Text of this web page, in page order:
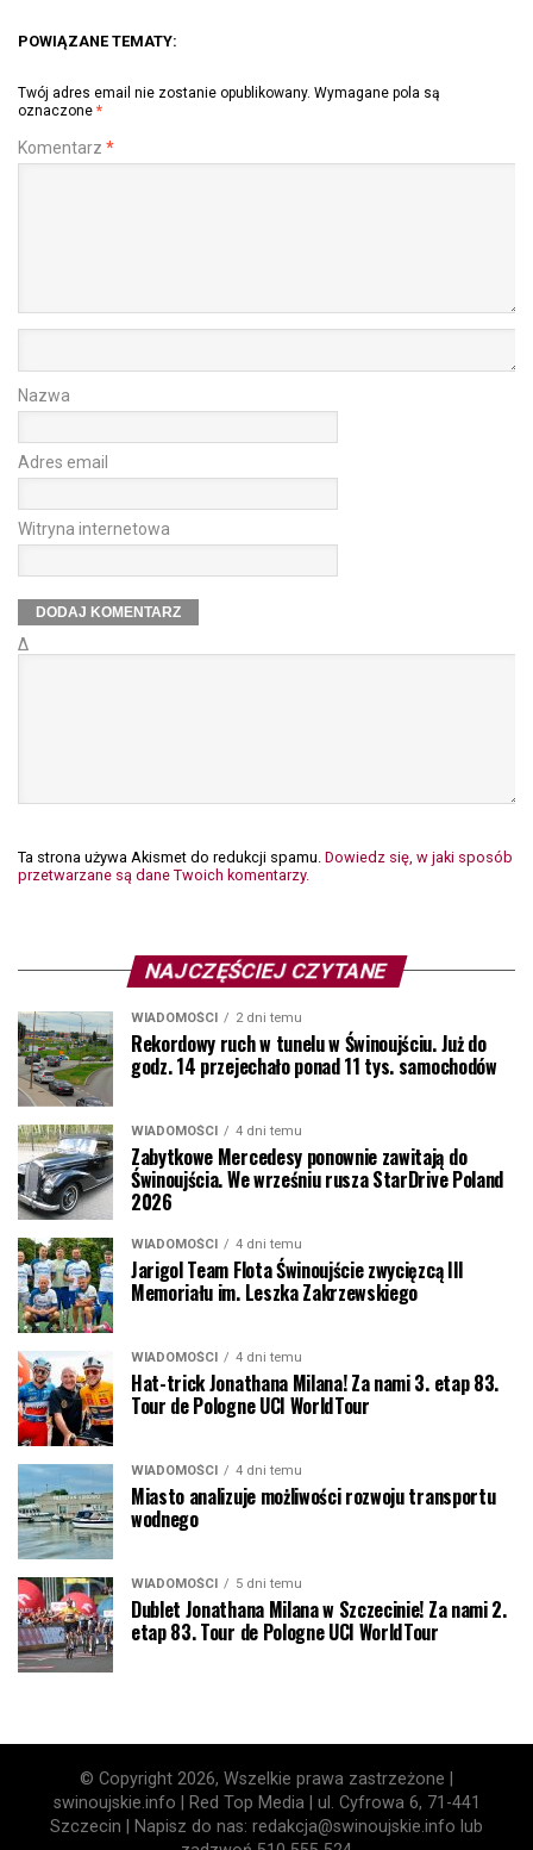
POWIĄZANE TEMATY:
Twój adres email nie zostanie opublikowany. Wymagane pola są
oznaczone *
Komentarz *
Nazwa
Adres email
Witryna internetowa
Δ
Ta strona używa Akismet do redukcji spamu. Dowiedz się, w jaki sposób
przetwarzane są dane Twoich komentarzy.
NAJCZĘŚCIEJ CZYTANE
WIADOMOŚCI 2 dni temu
Rekordowy ruch w tunelu w Świnoujściu. Już do
godz. 14 przejechało ponad 11 tys. samochodów
WIADOMOŚCI 4 dni temu
Zabytkowe Mercedesy ponownie zawitają do
Świnoujścia. We wrześniu rusza StarDrive Poland
2026
WIADOMOŚCI 4 dni temu
Jarigol Team Flota Świnoujście zwycięzcą III
Memoriału im. Leszka Zakrzewskiego
WIADOMOŚCI 4 dni temu
Hat-trick Jonathana Milana! Za nami 3. etap 83.
Tour de Pologne UCI WorldTour
WIADOMOŚCI 4 dni temu
Miasto analizuje możliwości rozwoju transportu
wodnego
WIADOMOŚCI 5 dni temu
Dublet Jonathana Milana w Szczecinie! Za nami 2.
etap 83. Tour de Pologne UCI WorldTour
© Copyright 2026, Wszelkie prawa zastrzeżone |
swinoujskie.info | Red Top Media | ul. Cyfrowa 6, 71-441
Szczecin | Napisz do nas: redakcja@swinoujskie.info lub